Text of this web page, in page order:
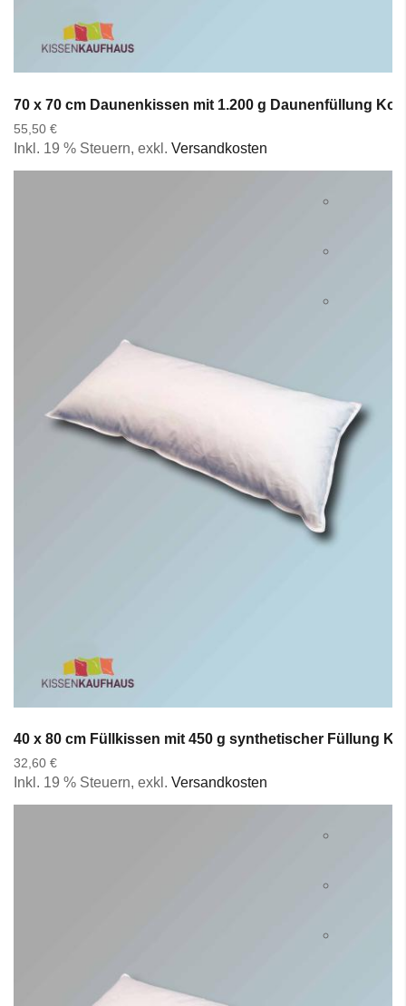
70 x 70 cm Daunenkissen mit 1.200 g Daunenfüllung
55,50 €
Inkl. 19 % Steuern, exkl. Versandkosten
40 x 80 cm Füllkissen mit 450 g synthetischer Füllung
32,60 €
Inkl. 19 % Steuern, exkl. Versandkosten